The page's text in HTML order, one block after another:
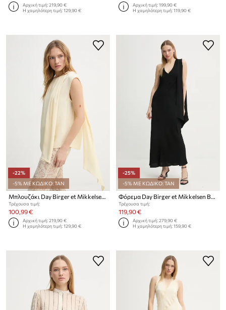
Αρχική τιμή:219,90 €
Η χαμηλότερη τιμή:129,90 €
Αρχική τιμή:199,90 €
Η χαμηλότερη τιμή:119,90 €
-22%
-5% ΜΕ ΚΩΔΙΚΟ: TAN
Τρέχουσα τιμή:
100,99 €
Αρχική τιμή:219,90 €
Η χαμηλότερη τιμή:129,90 €
-25%
-5% ΜΕ ΚΩΔΙΚΟ: TAN
Τρέχουσα τιμή:
119,90 €
Αρχική τιμή:279,90 €
Η χαμηλότερη τιμή:159,90 €